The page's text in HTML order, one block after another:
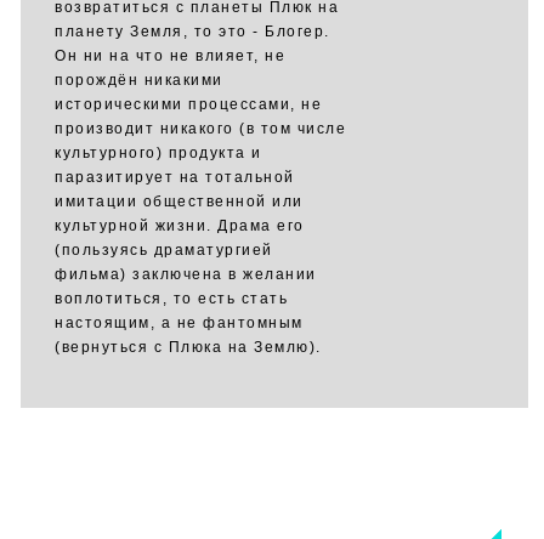
возвратиться с планеты Плюк на
планету Земля, то это - Блогер.
Он ни на что не влияет, не
порождён никакими
историческими процессами, не
производит никакого (в том числе
культурного) продукта и
паразитирует на тотальной
имитации общественной или
культурной жизни. Драма его
(пользуясь драматургией
фильма) заключена в желании
воплотиться, то есть стать
настоящим, а не фантомным
(вернуться с Плюка на Землю).